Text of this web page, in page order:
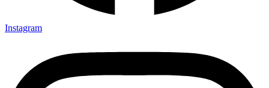
Instagram